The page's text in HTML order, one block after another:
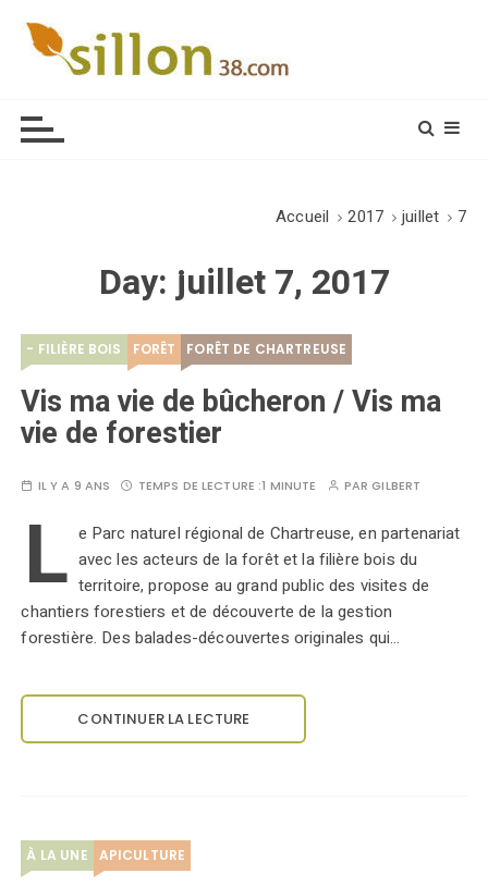
Accueil 2017 juillet 7
Day:juillet 7, 2017
- FILIÈRE BOIS FORÊT FORÊT DE CHARTREUSE
Vis ma vie de bûcheron / Vis ma
vie de forestier
IL Y A 9 ANS TEMPS DE LECTURE :1 MINUTE PARGILBERT
L e Parc naturel régional de Chartreuse, en partenariat
avec les acteurs de la forêt et la filière bois du
territoire, propose au grand public des visites de
chantiers forestiers et de découverte de la gestion
forestière. Des balades-découvertes originales qui…
CONTINUER LA LECTURE
À LA UNE APICULTURE